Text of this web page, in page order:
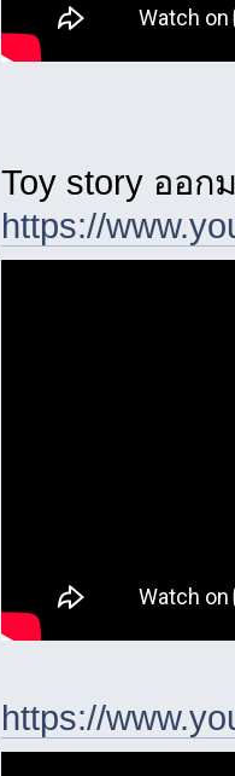
Toy story ออก
https://
https://